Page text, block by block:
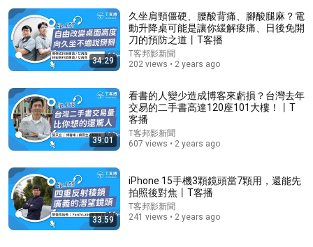
16:45
用最好的动画为你讲解--HBM的原理
Redknot-乔红 • 583K views
34:29
久坐肩頸僵硬、腰酸背痛、腳酸腿麻？電
動升降桌可能是讓你緩解痠痛、日後免開
刀的預防之道丨T客播
T客邦影新聞
202 views • 2 years ago
39:01
看書的人變少造成博客來虧損？台灣去年
交易的二手書高達120座101大樓！丨T
客播
T客邦影新聞
607 views • 2 years ago
33:59
iPhone 15手機3顆鏡頭當7顆用，還能先
拍照後對焦丨T客播
T客邦影新聞
241 views • 2 years ago